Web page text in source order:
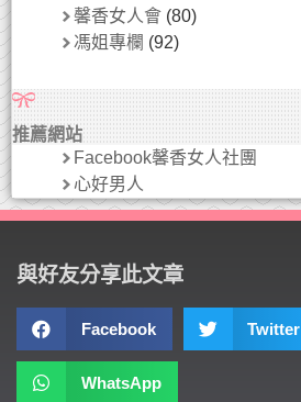
馨香女人會 (80)
馮姐專欄 (92)
推薦網站
Facebook馨香女人社團
心好男人
與好友分享此文章
Facebook Twitter
WhatsApp